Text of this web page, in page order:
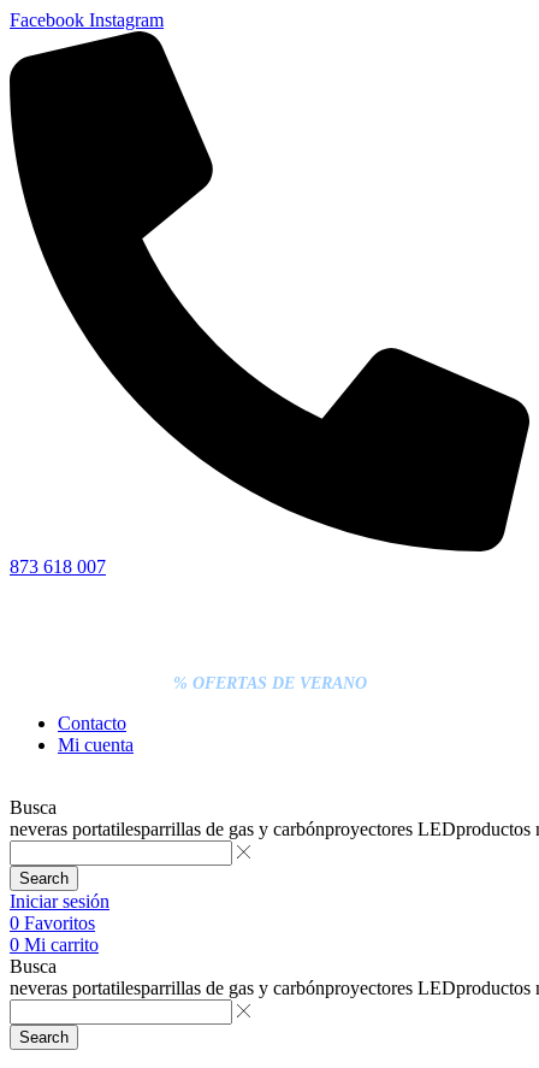
Facebook Instagram
873 618 007
% OFERTAS DE VERANO
Contacto
Mi cuenta
Busca
neveras portatilesparrillas de gas y carbónproyectores LEDproductos
Search
Iniciar sesión
0 Favoritos
0 Mi carrito
Busca
neveras portatilesparrillas de gas y carbónproyectores LEDproductos
Search